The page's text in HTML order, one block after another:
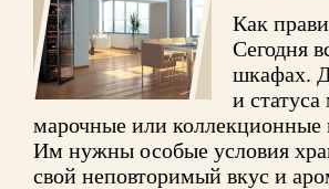
Как
Сегодня
шкафах.
и
марочные или коллекционные
Им нужны особые условия
свой неповторимый вкус и